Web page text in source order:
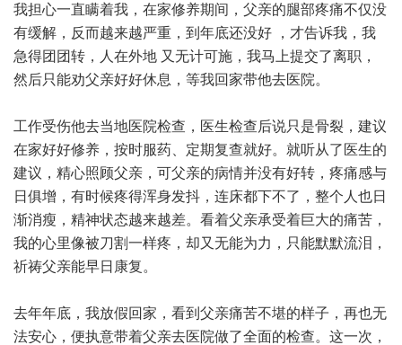
我担心一直瞒着我，在家修养期间，父亲的腿部疼痛不仅没
有缓解，反而越来越严重，到年底还没好 ，才告诉我，我
急得团团转，人在外地 又无计可施，我马上提交了离职，
然后只能劝父亲好好休息，等我回家带他去医院。
工作受伤他去当地医院检查，医生检查后说只是骨裂，建议
在家好好修养，按时服药、定期复查就好。就听从了医生的
建议，精心照顾父亲，可父亲的病情并没有好转，疼痛感与
日俱增，有时候疼得浑身发抖，连床都下不了，整个人也日
渐消瘦，精神状态越来越差。看着父亲承受着巨大的痛苦，
我的心里像被刀割一样疼，却又无能为力，只能默默流泪，
祈祷父亲能早日康复。
去年年底，我放假回家，看到父亲痛苦不堪的样子，再也无
法安心，便执意带着父亲去医院做了全面的检查。这一次，